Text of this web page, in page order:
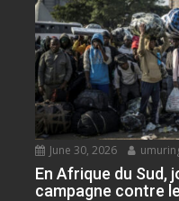
June 30, 2026
En Afrique du Sud,
campagne contre